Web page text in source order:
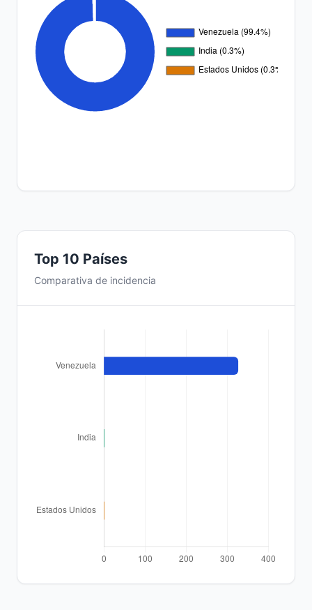
Top 10 Países
Comparativa de incidencia